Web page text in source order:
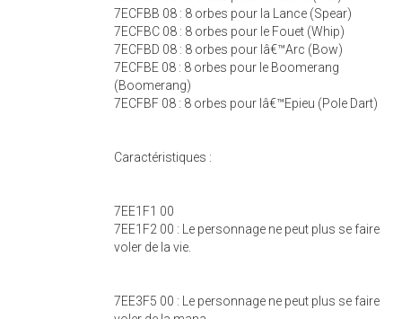
7ECFBB 08 : 8 orbes pour la Lance (Spear)
7ECFBC 08 : 8 orbes pour le Fouet (Whip)
7ECFBD 08 : 8 orbes pour lâ€™Arc (Bow)
7ECFBE 08 : 8 orbes pour le Boomerang
(Boomerang)
7ECFBF 08 : 8 orbes pour lâ€™Epieu (Pole Dart)
Caractéristiques :
7EE1F1 00
7EE1F2 00 : Le personnage ne peut plus se faire
voler de la vie.
7EE3F5 00 : Le personnage ne peut plus se faire